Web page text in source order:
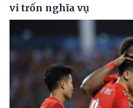
vi trốn nghĩa vụ